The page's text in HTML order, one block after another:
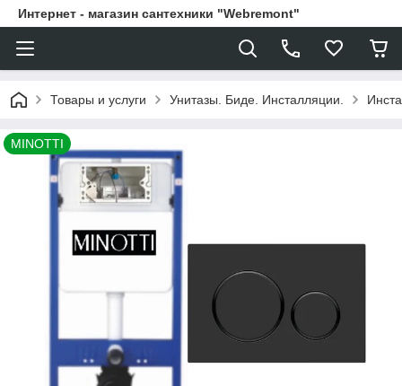
Интернет - магазин сантехники "Webremont"
Товары и услуги Унитазы. Биде. Инсталляции.
MINOTTI